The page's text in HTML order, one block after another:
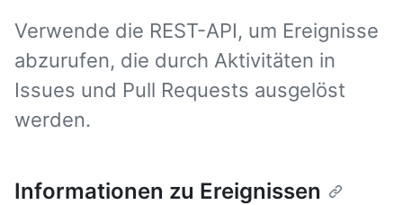
Verwende die REST-API, um Ereignisse
abzurufen, die durch Aktivitäten in
Issues und Pull Requests ausgelöst
werden.
Informationen zu Ereignissen